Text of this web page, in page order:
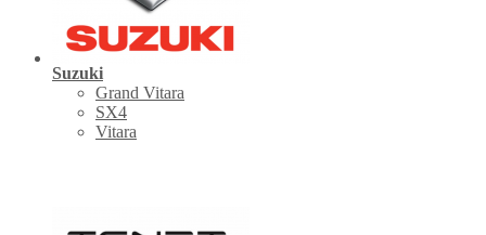
Suzuki
Grand Vitara
SX4
Vitara